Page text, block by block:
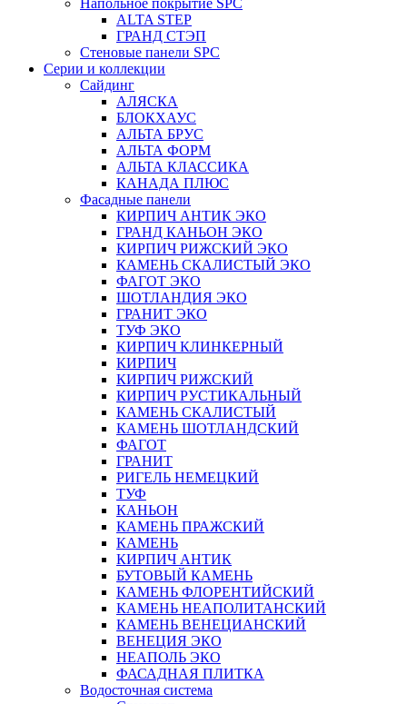
Напольное покрытие SPC
ALTA STEP
ГРАНД СТЭП
Стеновые панели SPC
Серии и коллекции
Сайдинг
АЛЯСКА
БЛОКХАУС
АЛЬТА БРУС
АЛЬТА ФОРМ
АЛЬТА КЛАССИКА
КАНАДА ПЛЮС
Фасадные панели
КИРПИЧ АНТИК ЭКО
ГРАНД КАНЬОН ЭКО
КИРПИЧ РИЖСКИЙ ЭКО
КАМЕНЬ СКАЛИСТЫЙ ЭКО
ФАГОТ ЭКО
ШОТЛАНДИЯ ЭКО
ГРАНИТ ЭКО
ТУФ ЭКО
КИРПИЧ КЛИНКЕРНЫЙ
КИРПИЧ
КИРПИЧ РИЖСКИЙ
КИРПИЧ РУСТИКАЛЬНЫЙ
КАМЕНЬ СКАЛИСТЫЙ
КАМЕНЬ ШОТЛАНДСКИЙ
ФАГОТ
ГРАНИТ
РИГЕЛЬ НЕМЕЦКИЙ
ТУФ
КАНЬОН
КАМЕНЬ ПРАЖСКИЙ
КАМЕНЬ
КИРПИЧ АНТИК
БУТОВЫЙ КАМЕНЬ
КАМЕНЬ ФЛОРЕНТИЙСКИЙ
КАМЕНЬ НЕАПОЛИТАНСКИЙ
КАМЕНЬ ВЕНЕЦИАНСКИЙ
ВЕНЕЦИЯ ЭКО
НЕАПОЛЬ ЭКО
ФАСАДНАЯ ПЛИТКА
Водосточная система